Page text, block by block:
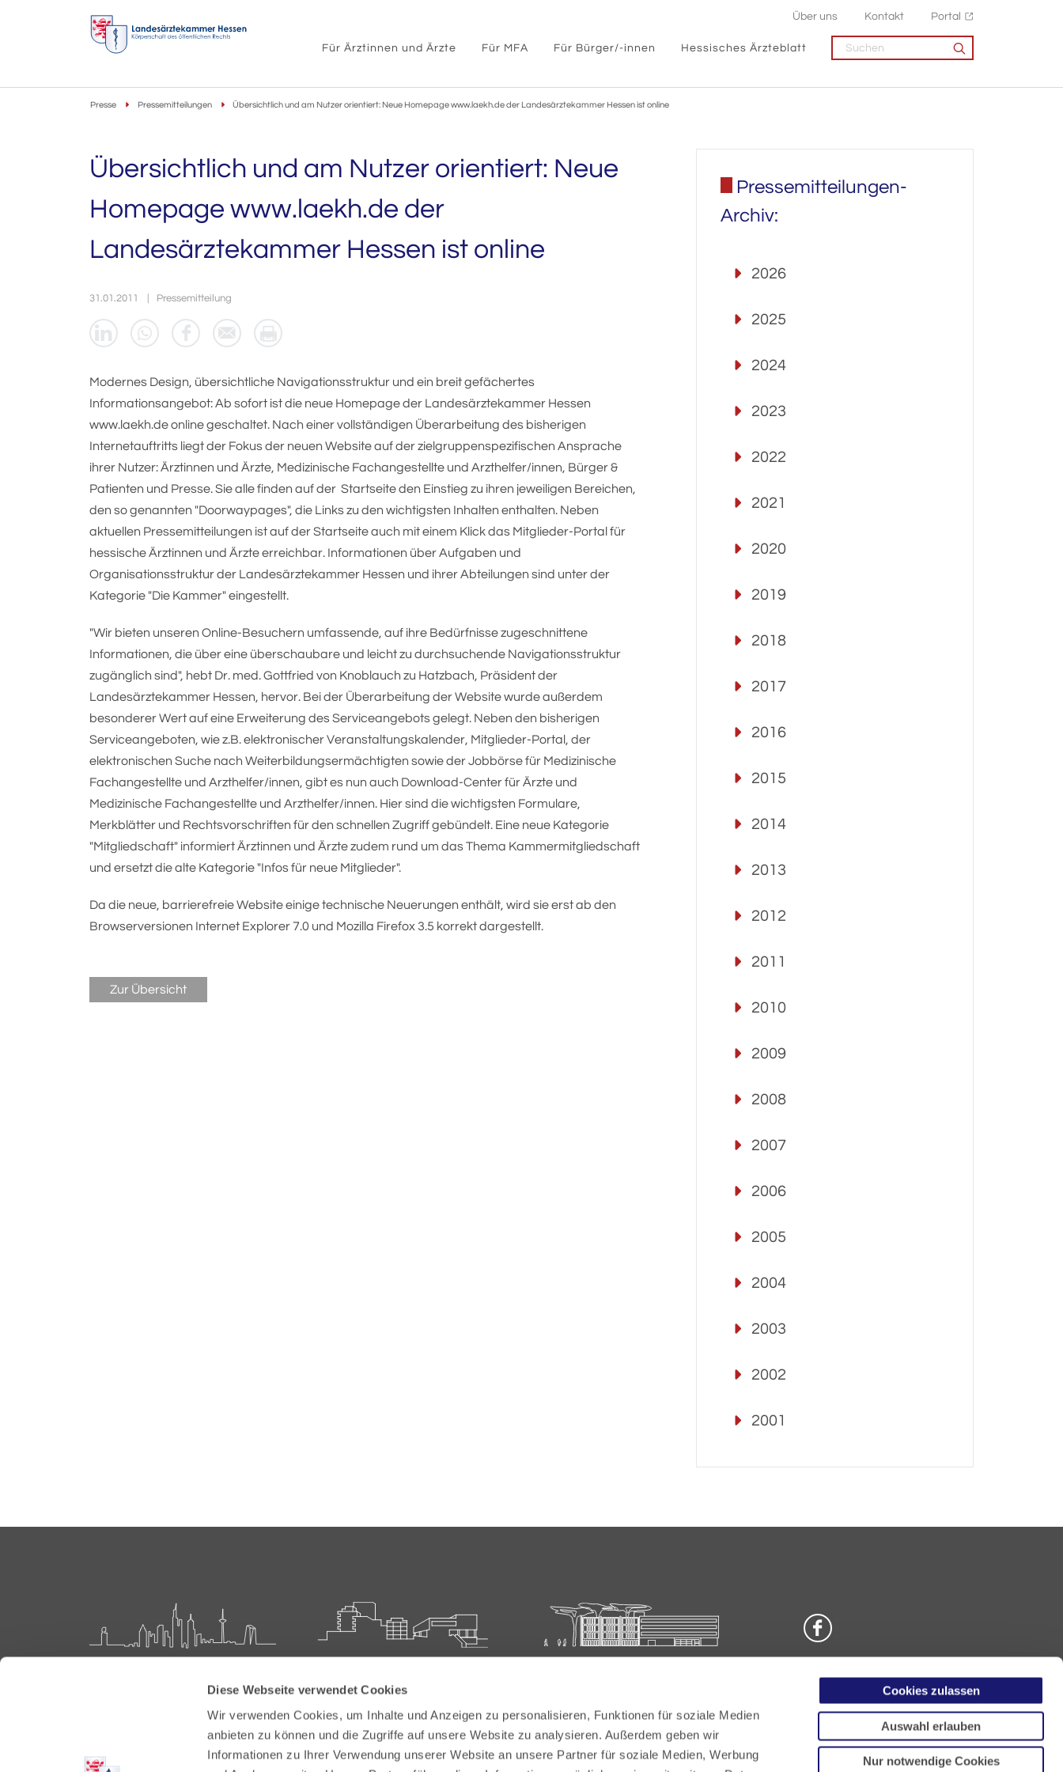
Diese Webseite verwendet Cookies
Wir verwenden Cookies, um Inhalte und Anzeigen zu personalisieren, Funktionen für soziale Medien
anbieten zu können und die Zugriffe auf unsere Website zu analysieren. Außerdem geben wir
Informationen zu Ihrer Verwendung unserer Website an unsere Partner für soziale Medien, Werbung
Cookies zulassen
Auswahl erlauben
Nur notwendige Cookies
Über uns Kontakt Portal
Für Ärztinnen und Ärzte Für MFA Für Bürger/-innen Hessisches Ärzteblatt
Presse Pressemitteilungen Übersichtlich und am Nutzer orientiert: Neue Homepage www.laekh.de der Landesärztekammer Hessen ist online
Übersichtlich und am Nutzer orientiert: Neue
Homepage www.laekh.de der
Landesärztekammer Hessen ist online
31.01.2011 Pressemitteilung
Modernes Design, übersichtliche Navigationsstruktur und ein breit gefächertes
Informationsangebot: Ab sofort ist die neue Homepage der Landesärztekammer Hessen
www.laekh.de online geschaltet. Nach einer vollständigen Überarbeitung des bisherigen
Internetauftritts liegt der Fokus der neuen Website auf der zielgruppenspezifischen Ansprache
ihrer Nutzer: Ärztinnen und Ärzte, Medizinische Fachangestellte und Arzthelfer/innen, Bürger &
Patienten und Presse. Sie alle finden auf der Startseite den Einstieg zu ihren jeweiligen Bereichen,
den so genannten "Doorwaypages", die Links zu den wichtigsten Inhalten enthalten. Neben
aktuellen Pressemitteilungen ist auf der Startseite auch mit einem Klick das Mitglieder-Portal für
hessische Ärztinnen und Ärzte erreichbar. Informationen über Aufgaben und
Organisationsstruktur der Landesärztekammer Hessen und ihrer Abteilungen sind unter der
Kategorie "Die Kammer" eingestellt.
"Wir bieten unseren Online-Besuchern umfassende, auf ihre Bedürfnisse zugeschnittene
Informationen, die über eine überschaubare und leicht zu durchsuchende Navigationsstruktur
zugänglich sind", hebt Dr. med. Gottfried von Knoblauch zu Hatzbach, Präsident der
Landesärztekammer Hessen, hervor. Bei der Überarbeitung der Website wurde außerdem
besonderer Wert auf eine Erweiterung des Serviceangebots gelegt. Neben den bisherigen
Serviceangeboten, wie z.B. elektronischer Veranstaltungskalender, Mitglieder-Portal, der
elektronischen Suche nach Weiterbildungsermächtigten sowie der Jobbörse für Medizinische
Fachangestellte und Arzthelfer/innen, gibt es nun auch Download-Center für Ärzte und
Medizinische Fachangestellte und Arzthelfer/innen. Hier sind die wichtigsten Formulare,
Merkblätter und Rechtsvorschriften für den schnellen Zugriff gebündelt. Eine neue Kategorie
"Mitgliedschaft" informiert Ärztinnen und Ärzte zudem rund um das Thema Kammermitgliedschaft
und ersetzt die alte Kategorie "Infos für neue Mitglieder".
Da die neue, barrierefreie Website einige technische Neuerungen enthält, wird sie erst ab den
Browserversionen Internet Explorer 7.0 und Mozilla Firefox 3.5 korrekt dargestellt.
Zur Übersicht
Pressemitteilungen-
Archiv:
2026
2025
2024
2023
2022
2021
2020
2019
2018
2017
2016
2015
2014
2013
2012
2011
2010
2009
2008
2007
2006
2005
2004
2003
2002
2001
Postfach 60 05 66
Carl-Oelemann-Weg 5
Carl-Oelemann-Weg 5